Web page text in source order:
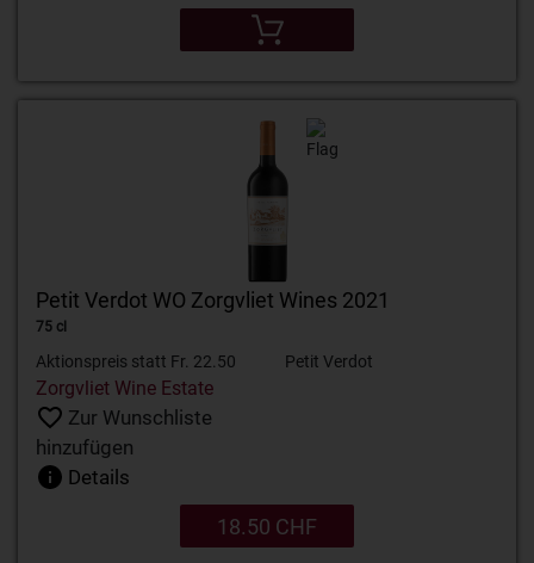
Petit Verdot WO Zorgvliet Wines 2021
75 cl
Aktionspreis statt Fr. 22.50
Zorgvliet Wine Estate
Petit Verdot
Zur Wunschliste
hinzufügen
Details
18.50 CHF